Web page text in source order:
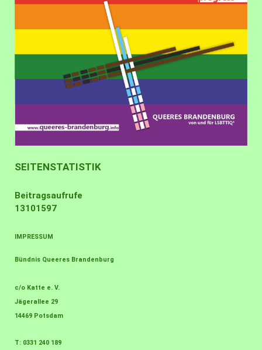
SEITENSTATISTIK
Beitragsaufrufe
13101597
IMPRESSUM
Bündnis Queeres Brandenburg
c/o Katte e. V.
Jägerallee 29
14469 Potsdam
T: 0331 240 189